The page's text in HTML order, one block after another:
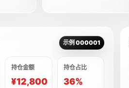
示例 000001
持仓金额
¥12,800
持仓占比
36%